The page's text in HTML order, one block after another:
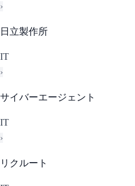
›
日立製作所
IT
›
サイバーエージェント
IT
›
リクルート